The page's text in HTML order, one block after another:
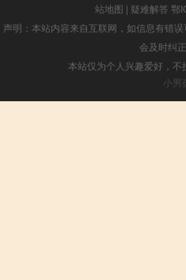
站地图 | 疑难解答 鄂
声明：本站内容来自互联网，如信息有错
会及时纠
本站仅为个人兴趣爱好，
小男